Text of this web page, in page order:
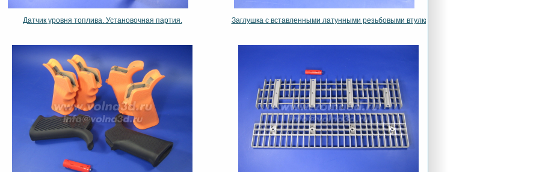
Датчик уровня топлива. Установочная партия. Заглушка с вставленными латунными резьбовыми втулками